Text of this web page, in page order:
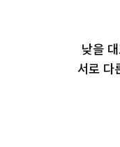
낮을
서로 다